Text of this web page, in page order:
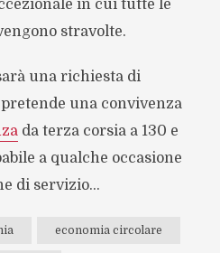
in cui tutte le
stravolte.
una richiesta di
una convivenza
da terza corsia a 130 e
a qualche occasione
di servizio…
economia circolare